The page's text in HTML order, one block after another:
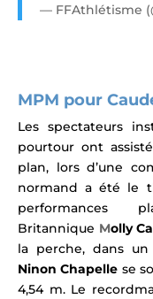
— FFAthlétisme
MPM pour
Les spectateurs
pourtour ont
plan, lors d’une
normand a été le
performances
Britannique Molly
la perche, dans
Ninon Chapelle se
4,54 m. Le